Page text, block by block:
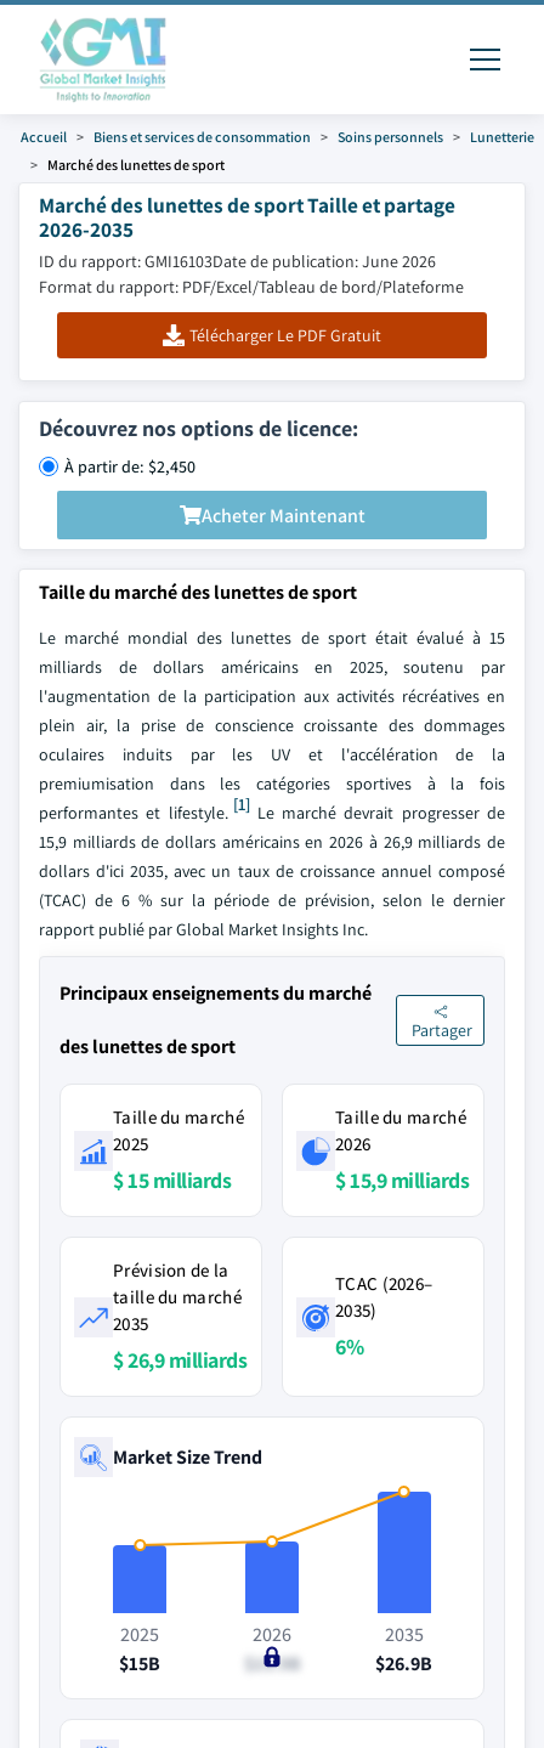
Accueil Biens et services de consommation Soins personnels
Lunetterie
Marché des lunettes de sport
Marché des lunettes de sport Taille et partage
2026-2035
ID du rapport: GMI16103Date de publication: June 2026
Format du rapport: PDF/Excel/Tableau de bord/Plateforme
Télécharger Le PDF Gratuit
Découvrez nos options de licence:
À partir de: $2,450
Acheter Maintenant
Taille du marché des lunettes de sport
Le marché mondial des lunettes de sport était évalué à 15
milliards de dollars américains en 2025, soutenu par
l'augmentation de la participation aux activités récréatives en
plein air, la prise de conscience croissante des dommages
oculaires induits par les UV et l'accélération de la
premiumisation dans les catégories sportives à la fois
performantes et lifestyle. [1]Le marché devrait progresser de
15,9 milliards de dollars américains en 2026 à 26,9 milliards de
dollars d'ici 2035, avec un taux de croissance annuel composé
(TCAC) de 6 % sur la période de prévision, selon le dernier
rapport publié par Global Market Insights Inc.
Principaux enseignements du marché
des lunettes de sport
Partager
Taille du marché
2025
$ 15 milliards
Taille du marché
2026
$ 15,9 milliards
Prévision de la
taille du marché
2035
$ 26,9 milliards
TCAC (2026–
2035)
6%
Market Size Trend
2025
$15B
2026
$15.9B
2035
$26.9B